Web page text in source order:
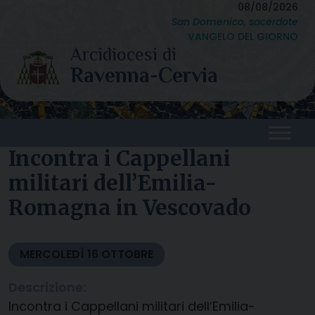
content
08/08/2026
San Domenico, sacerdote
VANGELO DEL GIORNO
Incontra i Cappellani
militari dell’Emilia-
Romagna in Vescovado
MERCOLEDÌ 16 OTTOBRE
Incontra i Cappellani militari dell’Emilia-